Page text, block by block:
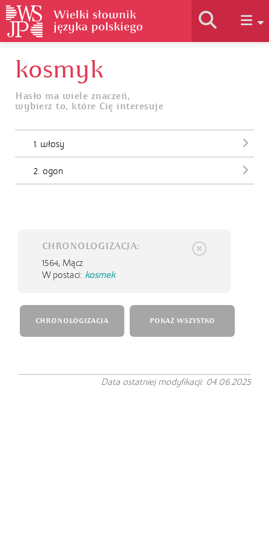
Historia słownika
Jak korzystać
kosmyk
Hasło ma wiele znaczeń,
wybierz to, które Cię interesuje
1. włosy
2. ogon
CHRONOLOGIZACJA:
1564, Mącz
W postaci: kosmek
CHRONOLOGIZACJA POKAŻ WSZYSTKO
Data ostatniej modyfikacji: 04.06.2025